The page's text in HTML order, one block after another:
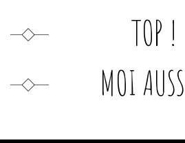
TOP !
MOI